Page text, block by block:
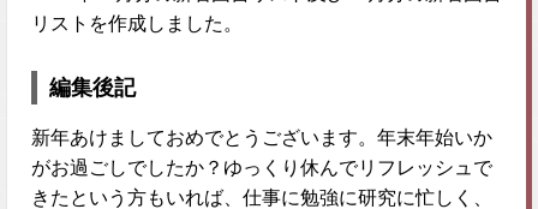
リストを作成しました。
編集後記
新年あけましておめでとうございます。年末年始いか
がお過ごしでしたか？ゆっくり休んでリフレッシュで
きたという方もいれば、仕事に勉強に研究に忙しく、